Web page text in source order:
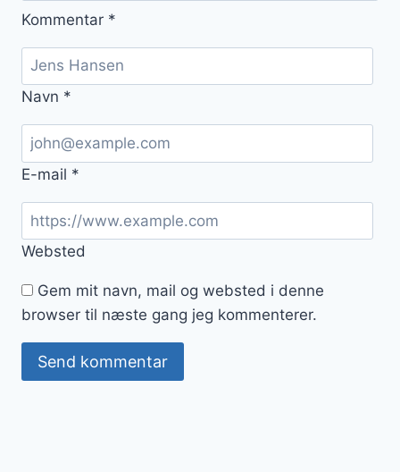
Kommentar *
Navn *
E-mail *
Websted
Gem mit navn, mail og websted i denne
browser til næste gang jeg kommenterer.